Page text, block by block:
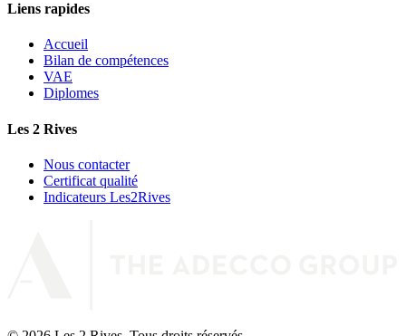
Liens rapides
Accueil
Bilan de compétences
VAE
Diplomes
Les 2 Rives
Nous contacter
Certificat qualité
Indicateurs Les2Rives